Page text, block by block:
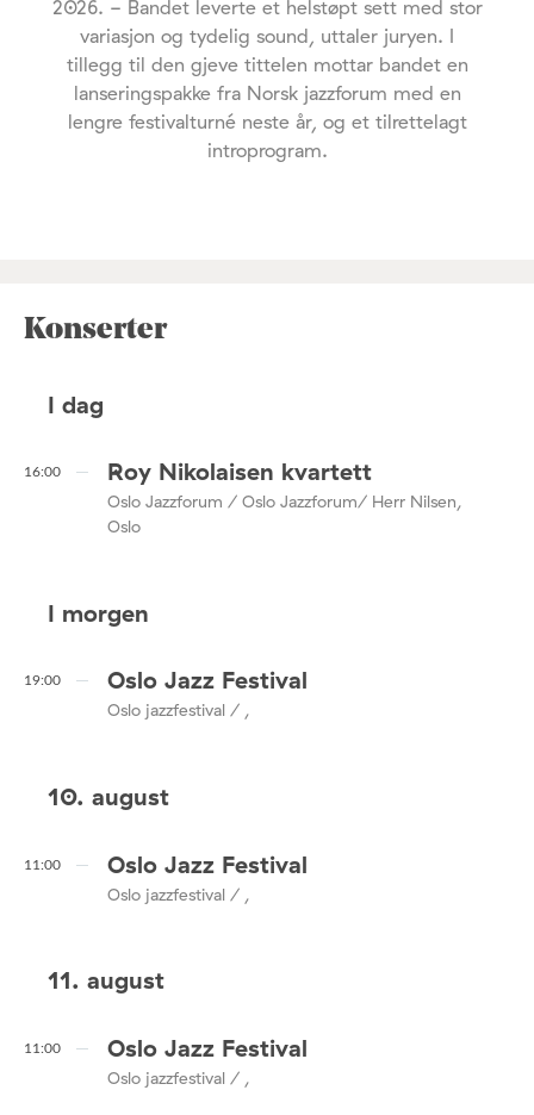
2026. - Bandet leverte et helstøpt sett med stor
variasjon og tydelig sound, uttaler juryen. I
tillegg til den gjeve tittelen mottar bandet en
lanseringspakke fra Norsk jazzforum med en
lengre festivalturné neste år, og et tilrettelagt
introprogram.
Konserter
I dag
16:00 Roy Nikolaisen kvartett
Oslo Jazzforum / Oslo Jazzforum/ Herr Nilsen,
Oslo
I morgen
19:00 Oslo Jazz Festival
Oslo jazzfestival / ,
10. august
11:00 Oslo Jazz Festival
Oslo jazzfestival / ,
11. august
11:00 Oslo Jazz Festival
Oslo jazzfestival / ,